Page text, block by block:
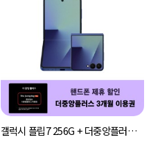
갤럭시 플립7 256G + 더중앙플러스 3개월 이용권